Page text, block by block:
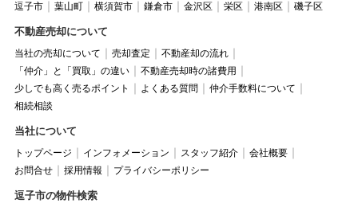
逗子市 葉山町 横須賀市 鎌倉市 金沢区 栄区 港南区 磯子区
不動産売却について
当社の売却について 売却査定
不動産却の流れ
「仲介」と「買取」の違い
不動産売却時の諸費用
少しでも高く売るポイント
よくある質問
仲介手数料について
相続相談
当社について
トップページ インフォメーション スタッフ紹介
会社概要
お問合せ
採用情報 プライバシーポリシー
逗子市の物件検索